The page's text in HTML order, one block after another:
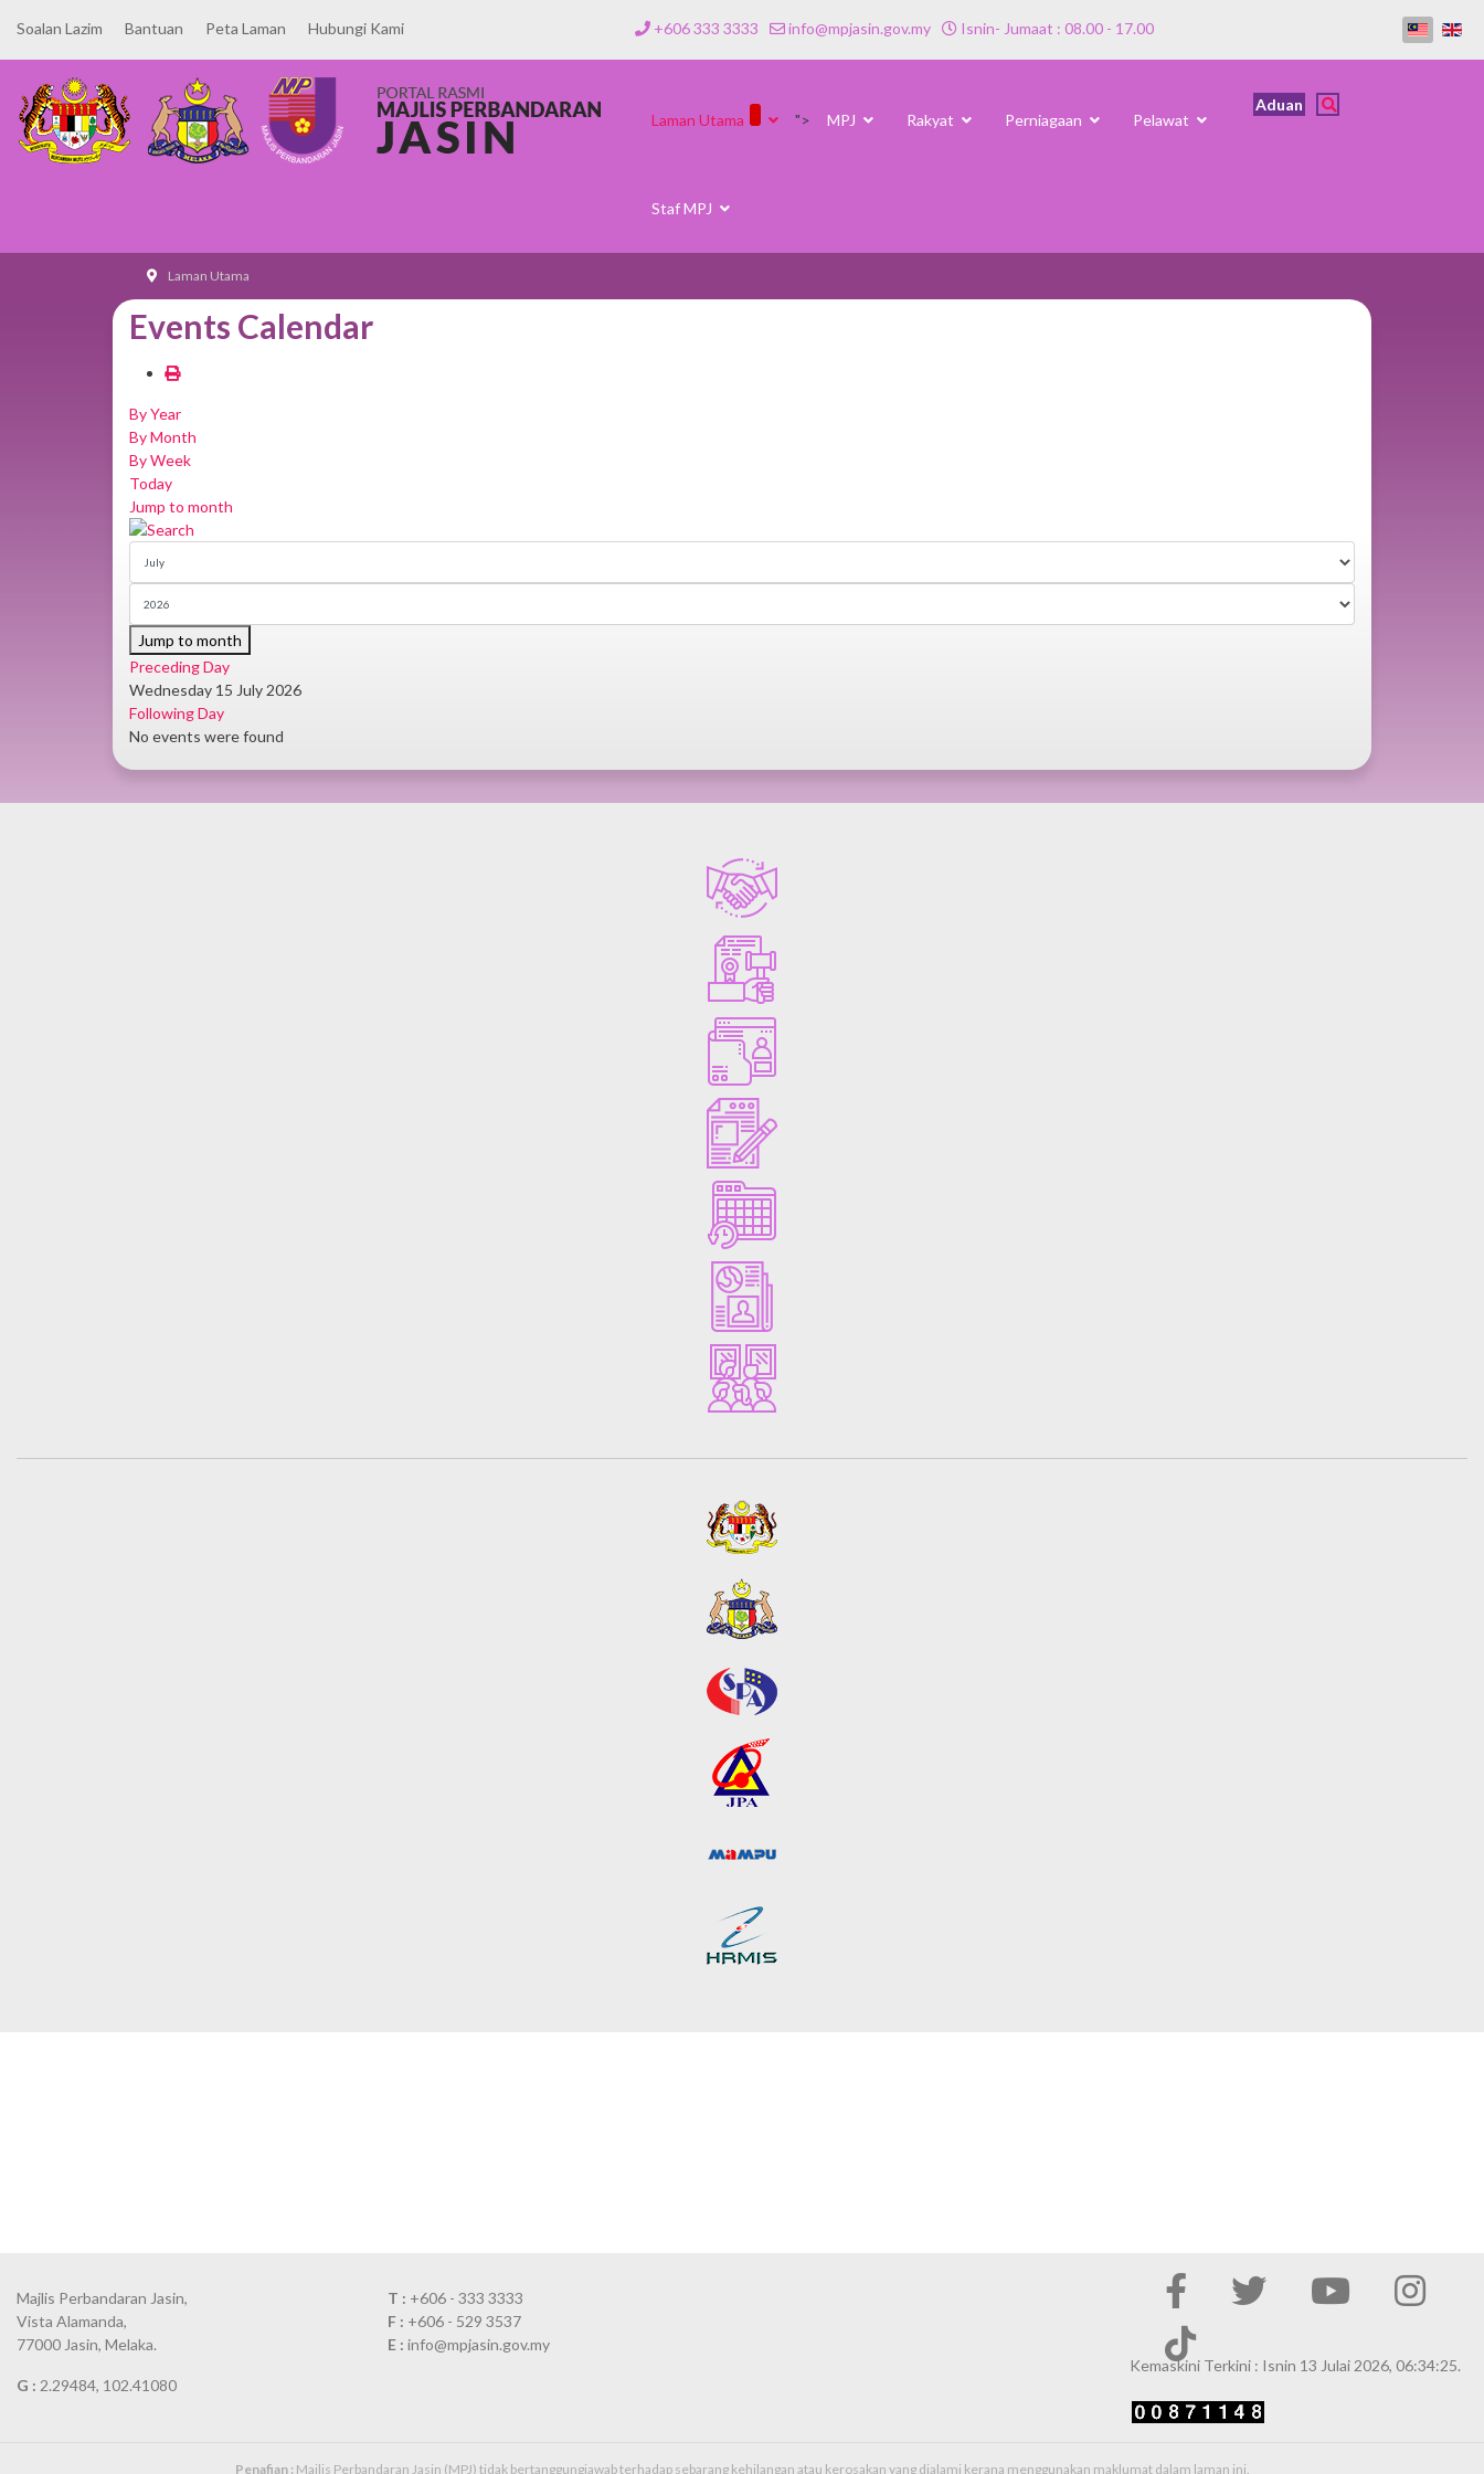
Soalan Lazim Bantuan Peta Laman Hubungi Kami +606 333 3333 info@mpjasin.gov.my Isnin- Jumaat : 08.00 - 17.00
Laman Utama "> MPJ Rakyat Perniagaan Pelawat
Staf MPJ
Aduan
Laman Utama
Events Calendar
By Year
By Month
By Week
Today
Jump to month
Jump to month
Preceding Day
Wednesday 15 July 2026
Following Day
No events were found
Majlis Perbandaran Jasin,
Vista Alamanda,
77000 Jasin, Melaka.
G : 2.29484, 102.41080
T : +606 - 333 3333
F : +606 - 529 3537
E : info@mpjasin.gov.my
Kemaskini Terkini : Isnin 13 Julai 2026, 06:34:25.
Penafian : Majlis Perbandaran Jasin (MPJ) tidak bertanggungjawab terhadap sebarang kehilangan atau kerosakan yang dialami kerana menggunakan maklumat dalam laman ini.